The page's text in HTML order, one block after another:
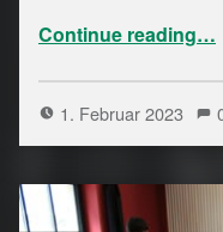
Continue reading…
1. Februar 2023